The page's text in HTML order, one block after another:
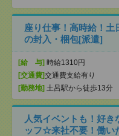
座り仕事！高時給！土
の封入・梱包[派遣]
[給 与] 時給1310円
[交通費]交通費支給有り
[勤務地] 土呂駅から徒歩13分
人気イベントも！好き
ッフ☆来社不要！働い